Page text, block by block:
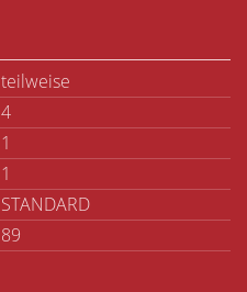
teilweise
4
1
1
STANDARD
89